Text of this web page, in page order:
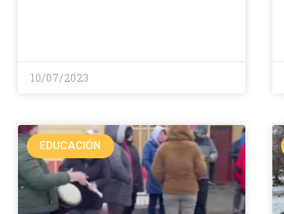
10/07/2023
EDUCACIÓN